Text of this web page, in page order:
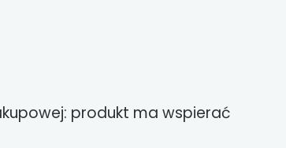
produkt ma wspierać